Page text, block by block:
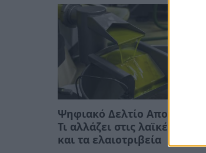
Ψηφιακό Δελτίο Αποστολής:
Τι αλλάζει στις λαϊκές αγορές
και τα ελαιοτριβεία